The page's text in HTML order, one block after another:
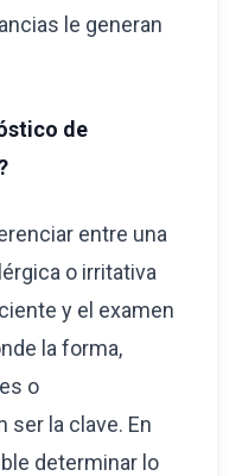
le generan
de
entre una
o irritativa
y el examen
la forma,
o
ser la clave. En
determinar lo